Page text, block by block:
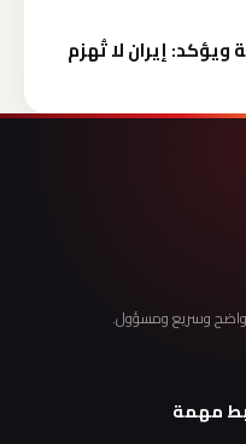
ويؤكد: إيران لا تُهزم
واضح وسريع ومسؤول.
مهمة